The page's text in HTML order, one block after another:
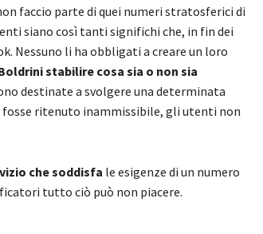
faccio parte di quei numeri stratosferici di
siano così tanti significhi che, in fin dei
Nessuno li ha obbligati a creare un loro
stabilire cosa sia o non sia
destinate a svolgere una determinata
fosse ritenuto inammissibile, gli utenti non
che soddisfa le esigenze di un numero
tutto ciò può non piacere.